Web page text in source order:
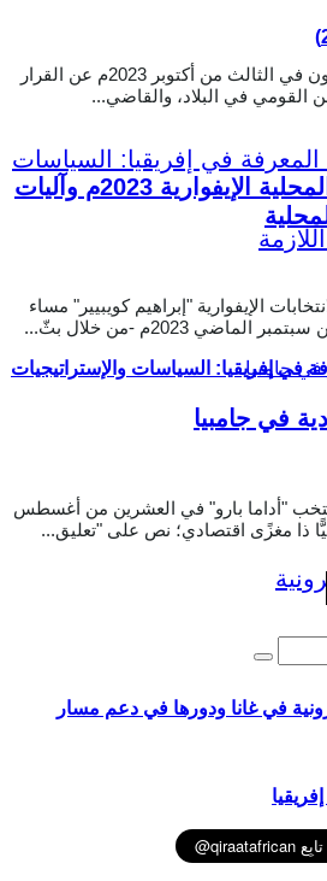
في إفريقيا: السياسات والإستراتيجيات
في غانا ودورها في دعم مسار
أعلن مسؤولون أمنيون ماليون في الثالث من أكتوبر 2023م عن القرار
القومي في البلاد، والقاضي...
خصوصية الانتخابات المحلية الإيفوارية 2023م وآليات
الإيفوارية "إبراهيم كويبيير" مساء
2023م -من خلال بثّ...
في جامبيا
"أداما بارو" في العشرين من أغسطس